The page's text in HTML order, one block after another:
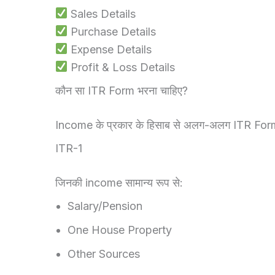
Sales Details
Purchase Details
Expense Details
Profit & Loss Details
कौन सा ITR Form भरना चाहिए?
Income के प्रकार के हिसाब से अलग-अलग ITR
ITR-1
जिनकी income सामान्य रूप से:
Salary/Pension
One House Property
Other Sources